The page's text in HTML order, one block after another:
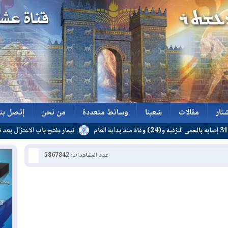
مقالات
مقالات
شعبنا
شعبنا
وسائط متعددة
وسائط متعددة
من نحن
من نحن
إتصل
إتصل
نيمار يفتح باب الاعتزال بعد نهاية عقده
عدد المشاهدات: 5867842